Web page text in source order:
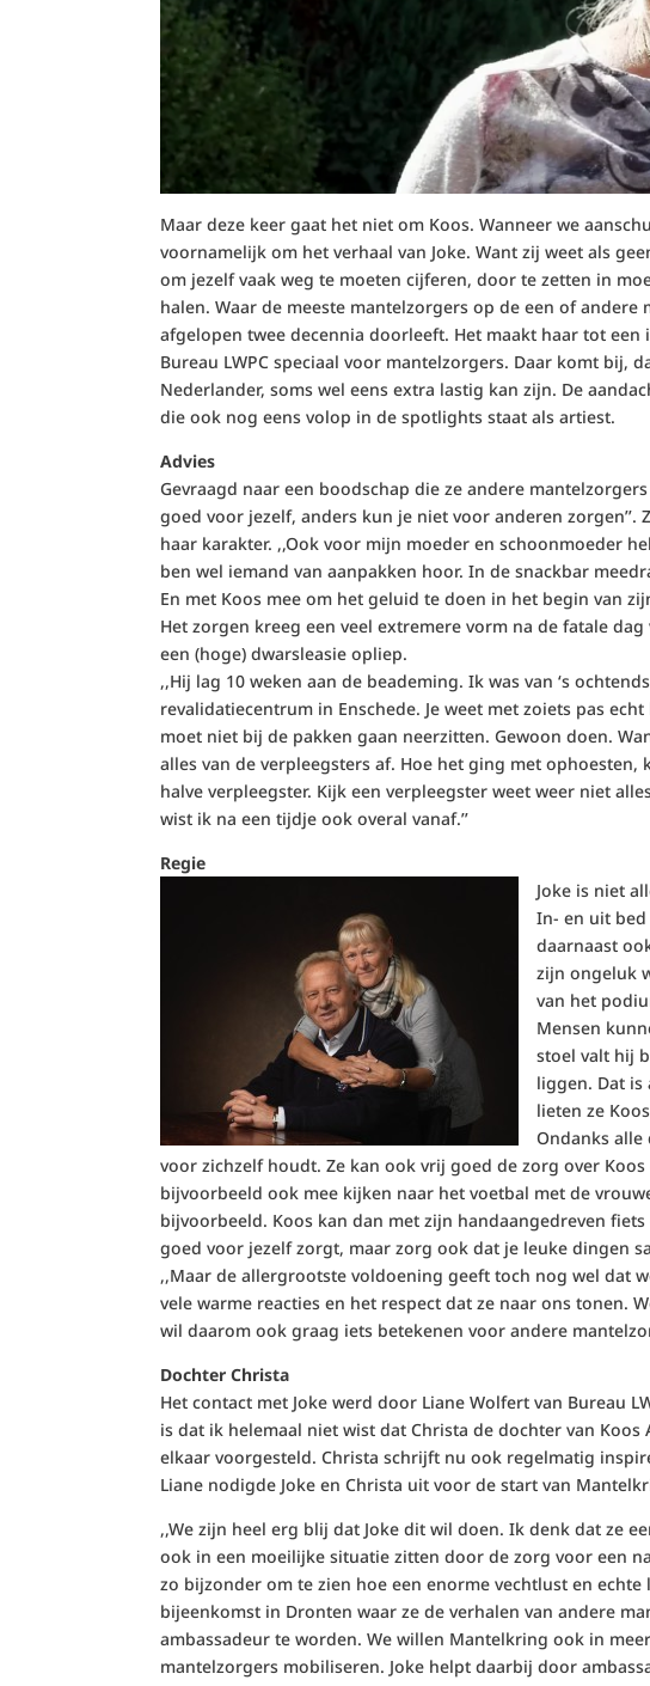
Maar deze keer gaat het niet om Koos. Wanneer we
voornamelijk om het verhaal van Joke. Want zij weet als
om jezelf vaak weg te moeten cijferen, door te zetten in
halen. Waar de meeste mantelzorgers op de een of
afgelopen twee decennia doorleeft. Het maakt haar tot
Bureau LWPC speciaal voor mantelzorgers. Daar komt bij,
Nederlander, soms wel eens extra lastig kan zijn. De
die ook nog eens volop in de spotlights staat als artiest.
Advies
Gevraagd naar een boodschap die ze andere
goed voor jezelf, anders kun je niet voor anderen
haar karakter. ,,Ook voor mijn moeder en schoonmoeder
ben wel iemand van aanpakken hoor. In de snackbar
En met Koos mee om het geluid te doen in het begin van
Het zorgen kreeg een veel extremere vorm na de fatale
een (hoge) dwarsleasie opliep.
,,Hij lag 10 weken aan de beademing. Ik was van ‘s
revalidatiecentrum in Enschede. Je weet met zoiets pas
moet niet bij de pakken gaan neerzitten. Gewoon doen.
alles van de verpleegsters af. Hoe het ging met
halve verpleegster. Kijk een verpleegster weet weer niet
wist ik na een tijdje ook overal vanaf.’’
Regie
Joke is niet
In- en uit bed
daarnaast
zijn ongeluk
van het
Mensen
stoel valt hij
liggen. Dat
lieten ze
Ondanks alle
voor zichzelf houdt. Ze kan ook vrij goed de zorg over
bijvoorbeeld ook mee kijken naar het voetbal met de
bijvoorbeeld. Koos kan dan met zijn handaangedreven
goed voor jezelf zorgt, maar zorg ook dat je leuke dingen
,,Maar de allergrootste voldoening geeft toch nog wel dat
vele warme reacties en het respect dat ze naar ons tonen.
wil daarom ook graag iets betekenen voor andere
Dochter Christa
Het contact met Joke werd door Liane Wolfert van Bureau
is dat ik helemaal niet wist dat Christa de dochter van
elkaar voorgesteld. Christa schrijft nu ook regelmatig
Liane nodigde Joke en Christa uit voor de start van
,,We zijn heel erg blij dat Joke dit wil doen. Ik denk dat ze
ook in een moeilijke situatie zitten door de zorg voor een
zo bijzonder om te zien hoe een enorme vechtlust en
bijeenkomst in Dronten waar ze de verhalen van andere
ambassadeur te worden. We willen Mantelkring ook in
mantelzorgers mobiliseren. Joke helpt daarbij door